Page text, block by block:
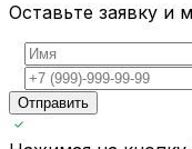
Оставьте заявку и
Отправить